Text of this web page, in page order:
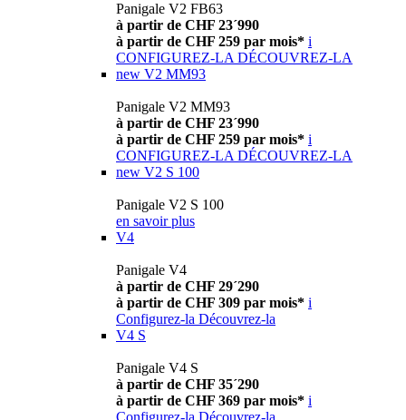
Panigale V2 FB63
à partir de CHF 23´990
à partir de CHF 259 par mois* i
CONFIGUREZ-LA DÉCOUVREZ-LA
new V2 MM93
Panigale V2 MM93
à partir de CHF 23´990
à partir de CHF 259 par mois* i
CONFIGUREZ-LA DÉCOUVREZ-LA
new V2 S 100
Panigale V2 S 100
en savoir plus
V4
Panigale V4
à partir de CHF 29´290
à partir de CHF 309 par mois* i
Configurez-la Découvrez-la
V4 S
Panigale V4 S
à partir de CHF 35´290
à partir de CHF 369 par mois* i
Configurez-la Découvrez-la